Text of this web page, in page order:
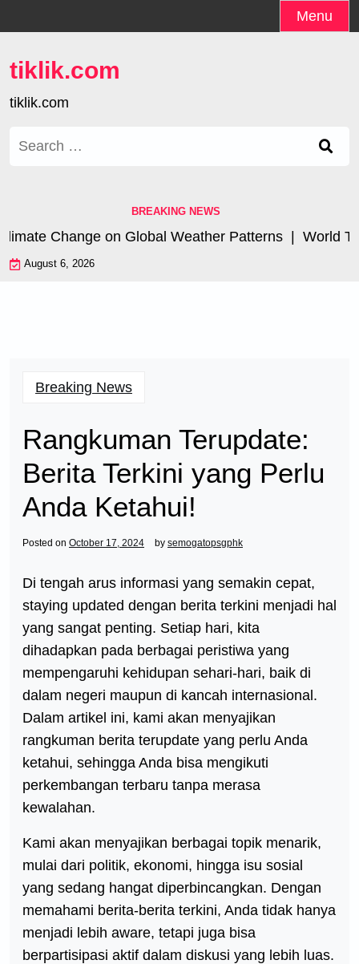
to
Menu
tiklik.com
tiklik.com
Search
BREAKING NEWS
Change on Global Weather Patterns |World
August 6, 2026
Breaking News
Rangkuman Terupdate:
Berita Terkini yang Perlu
Anda Ketahui!
Posted on October 17, 2024 by semogatopsgphk
Di tengah arus informasi yang semakin cepat,
staying updated dengan berita terkini menjadi hal
yang sangat penting. Setiap hari, kita
dihadapkan pada berbagai peristiwa yang
mempengaruhi kehidupan sehari-hari, baik di
dalam negeri maupun di kancah internasional.
Dalam artikel ini, kami akan menyajikan
rangkuman berita terupdate yang perlu Anda
ketahui, sehingga Anda bisa mengikuti
perkembangan terbaru tanpa merasa
kewalahan.
Kami akan menyajikan berbagai topik menarik,
mulai dari politik, ekonomi, hingga isu sosial
yang sedang hangat diperbincangkan. Dengan
memahami berita-berita terkini, Anda tidak hanya
menjadi lebih aware, tetapi juga bisa
berpartisipasi aktif dalam diskusi yang lebih luas.